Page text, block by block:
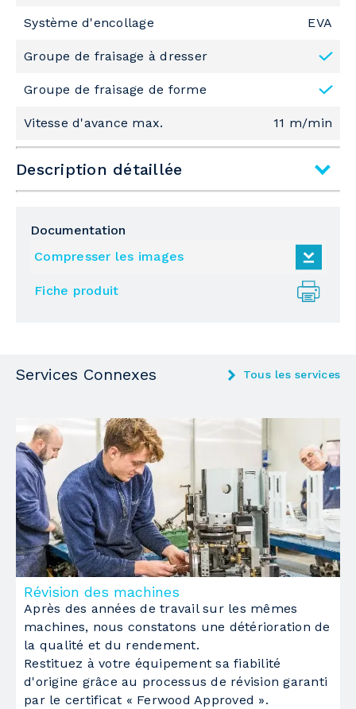
Système d'encollage EVA
Groupe de fraisage à dresser
Groupe de fraisage de forme
Vitesse d'avance max. 11 m/min
Description détaillée
0.4 mm
3 mm
Pression avec roulettes folles
1
Groupe groupe rectificateur
Système d'encollage
bac à colle pour colle thermofusible
Groupe de pression du chant à rouleaux
Nb de rouleaux de pression
Groupes opérateurs dans la zone de placage
1
Groupe de coupe en bout
Documentation
Compresser les images
Fiche produit
Services Connexes Tous les services
Révision des machines
Après des années de travail sur les mêmes
machines, nous constatons une détérioration de
la qualité et du rendement.
Restituez à votre équipement sa fiabilité
d'origine grâce au processus de révision garanti
par le certificat « Ferwood Approved ».